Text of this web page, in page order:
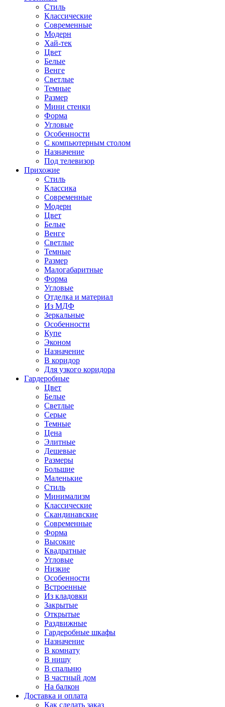
Стиль
Классические
Современные
Модерн
Хай-тек
Цвет
Белые
Венге
Светлые
Темные
Размер
Мини стенки
Форма
Угловые
Особенности
С компьютерным столом
Назначение
Под телевизор
Прихожие
Стиль
Классика
Современные
Модерн
Цвет
Белые
Венге
Светлые
Темные
Размер
Малогабаритные
Форма
Угловые
Отделка и материал
Из МДФ
Зеркальные
Особенности
Купе
Эконом
Назначение
В коридор
Для узкого коридора
Гардеробные
Цвет
Белые
Светлые
Серые
Темные
Цена
Элитные
Дешевые
Размеры
Большие
Маленькие
Стиль
Минимализм
Классические
Скандинавские
Современные
Форма
Высокие
Квадратные
Угловые
Низкие
Особенности
Встроенные
Из кладовки
Закрытые
Открытые
Раздвижные
Гардеробные шкафы
Назначение
В комнату
В нишу
В спальню
В частный дом
На балкон
Доставка и оплата
Как сделать заказ